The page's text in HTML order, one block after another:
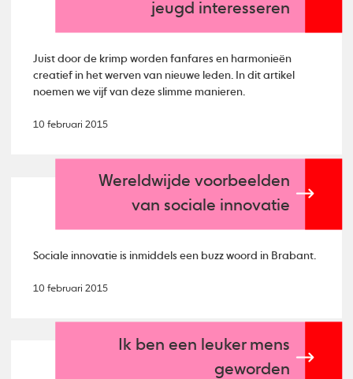
jeugd interesseren
Juist door de krimp worden fanfares en harmonieën
creatief in het werven van nieuwe leden. In dit artikel
noemen we vijf van deze slimme manieren.
10 februari 2015
Wereldwijde voorbeelden
van sociale innovatie
Sociale innovatie is inmiddels een buzz woord in Brabant.
10 februari 2015
Ik ben een leuker mens
geworden